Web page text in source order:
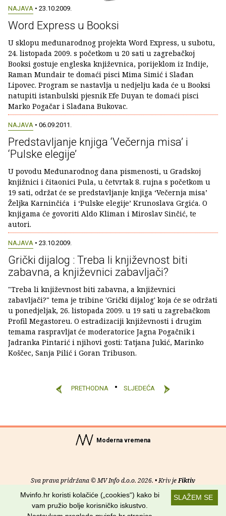
NAJAVA • 23.10.2009.
Word Express u Booksi
U sklopu međunarodnog projekta Word Express, u subotu,
24. listopada 2009. s početkom u 20 sati u zagrebačkoj
Booksi gostuje engleska književnica, porijeklom iz Indije,
Raman Mundair te domaći pisci Mima Simić i Slađan
Lipovec. Program se nastavlja u nedjelju kada će u Booksi
natupiti istanbulski pjesnik Efe Duyan te domaći pisci
Marko Pogačar i Slađana Bukovac.
NAJAVA • 06.09.2011.
Predstavljanje knjiga ‘Večernja misa’ i
‘Pulske elegije’
U povodu Međunarodnog dana pismenosti, u Gradskoj
knjižnici i čitaonici Pula, u četvrtak 8. rujna s početkom u
19 sati, održat će se predstavljanje knjiga ‘Večernja misa’
Željka Karninčića i ‘Pulske elegije’ Krunoslava Grgića. O
knjigama će govoriti Aldo Kliman i Miroslav Sinčić, te
autori.
NAJAVA • 23.10.2009.
Grički dijalog : Treba li književnost biti
zabavna, a književnici zabavljači?
"Treba li književnost biti zabavna, a književnici
zabavljači?" tema je tribine 'Grički dijalog' koja će se održati
u ponedjeljak, 26. listopada 2009. u 19 sati u zagrebačkom
Profil Megastoreu. O estradizaciji književnosti i drugim
temama raspravljat će moderatorice Jagna Pogačnik i
Jadranka Pintarić i njihovi gosti: Tatjana Jukić, Marinko
Koščec, Sanja Pilić i Goran Tribuson.
PRETHODNA SLJEDEĆA
Moderna vremena
Sva prava pridržana © MV Info d.o.o. 2026. • Kriv jeFiktiv
Uvjeti korištenja RSS kanaliSLAŽEM SE
Mvinfo.hr koristi kolačiće („cookies“) kako bi
vam pružio bolje korisničko iskustvo.